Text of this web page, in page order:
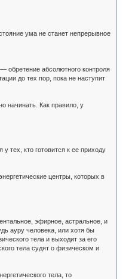
ума не станет непрерывное
обретение абсолютного контроля
до тех пор, пока не наступит
начинать. Как правило, у
тех, кто готовится к ее приходу
центры, которых в
эфирное, астральное, и
ауру человека, или хотя бы
тела и выходит за его
тела судят о физическом и
тела, то